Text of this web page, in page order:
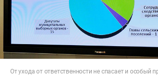
От ухода от ответственности не спасает и особый